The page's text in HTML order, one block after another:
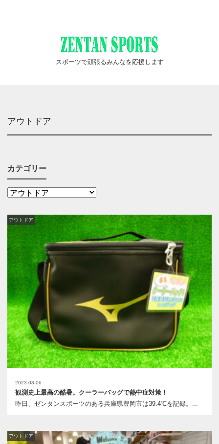
スポーツで頑張るみんなを応援します
アウトドア
カテゴリー
2023-08-06
アウトドア
観測史上最高の酷暑。クーラーバッグで熱中症対策！
昨日、ゼンタンスポーツのある兵庫県豊岡市は39.4℃を記録。...
アウトドア